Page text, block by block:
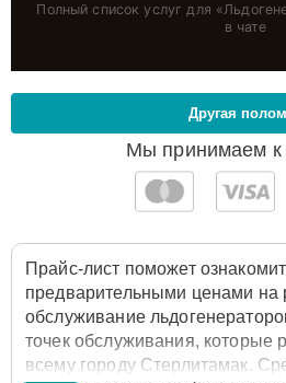
Полный список услуг для «
в чате
Мы принимаем к
Другая
Прайс-лист поможет
предварительными ценами на
обслуживание
точек обслуживания, которые
всему городу Стерлитамак.